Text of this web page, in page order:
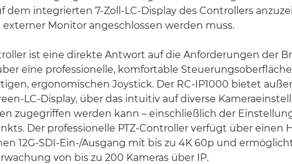
dem integrierten 7-Zoll-LC-Display des Controllers
externer Monitor angeschlossen werden muss.
ist eine direkte Antwort auf die Anforderungen der
eine professionelle, komfortable
ergonomischen Joystick. Der RC-IP1000 bietet
LC-Display, über das intuitiv auf diverse
zugegriffen werden kann – einschließlich der
Der professionelle PTZ-Controller verfügt über einen
12G-SDI-Ein-/Ausgang mit bis zu 4K 60p und
von bis zu 200 Kameras über IP.